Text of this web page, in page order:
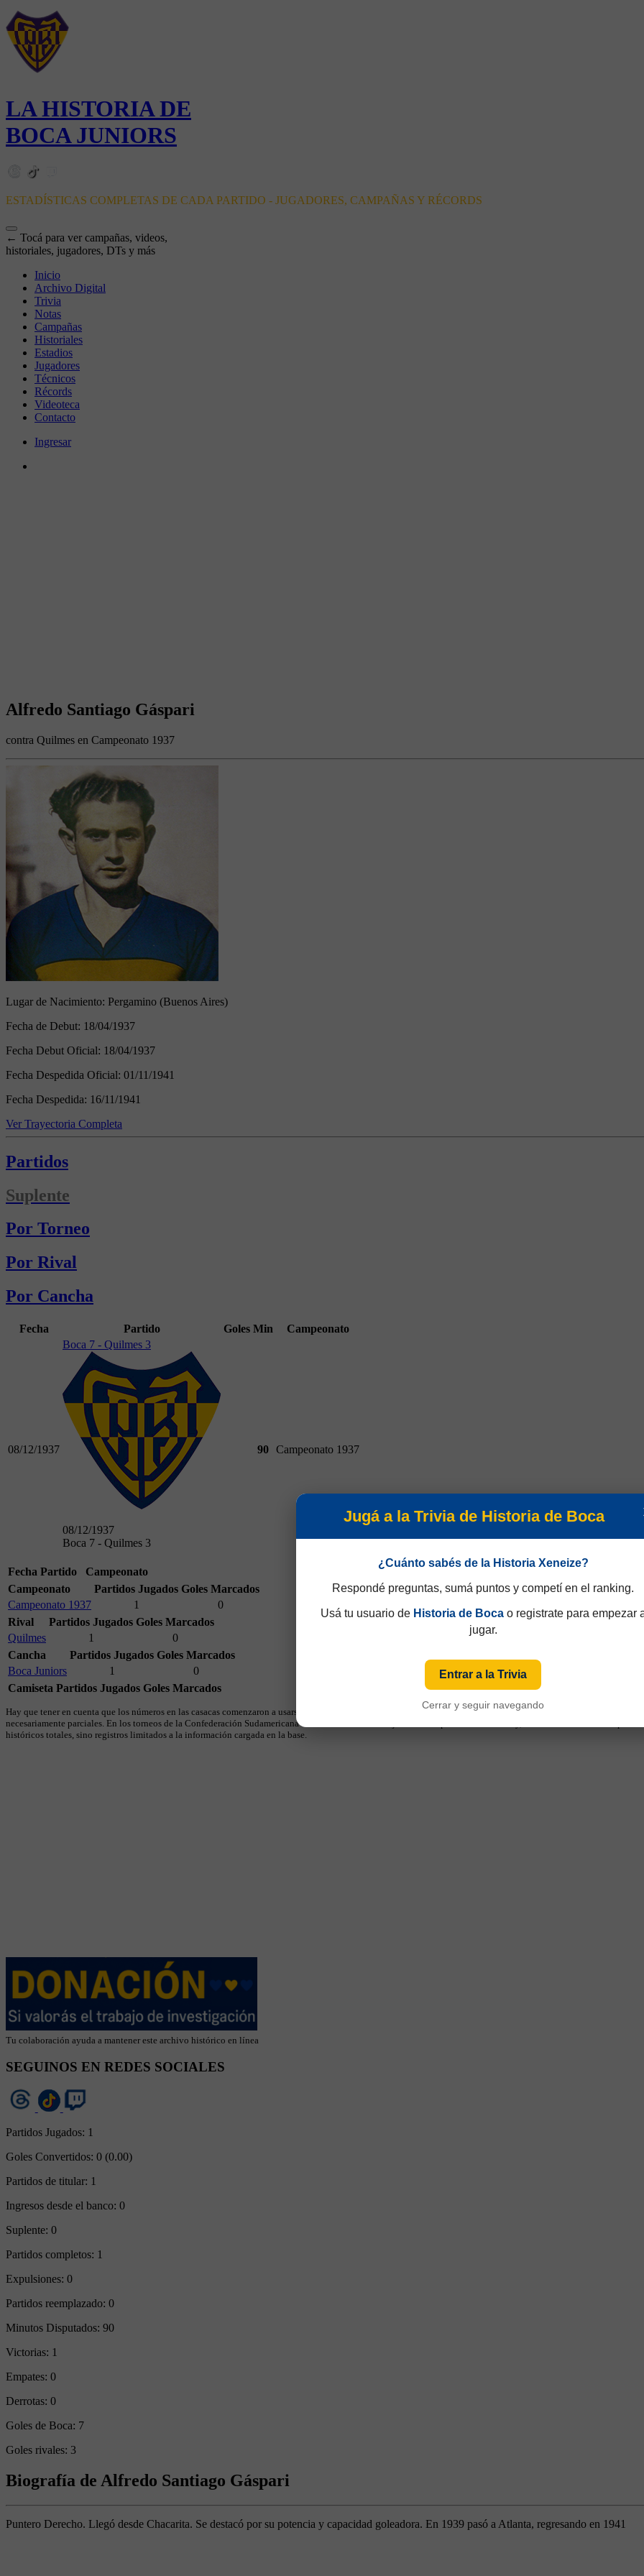
LA HISTORIA DE
BOCA JUNIORS
ESTADÍSTICAS COMPLETAS DE CADA PARTIDO - JUGADORES, CAMPAÑAS Y RÉCORDS
← Tocá para ver campañas, videos,
historiales, jugadores, DTs y más
Inicio
Archivo Digital
Trivia
Notas
Campañas
Historiales
Estadios
Jugadores
Técnicos
Récords
Videoteca
Contacto
Ingresar
Alfredo Santiago Gáspari
contra Quilmes en Campeonato 1937
Lugar de Nacimiento: Pergamino (Buenos Aires)
Fecha de Debut: 18/04/1937
Fecha Debut Oficial: 18/04/1937
Fecha Despedida Oficial: 01/11/1941
Fecha Despedida: 16/11/1941
Ver Trayectoria Completa
Partidos
Suplente
Por Torneo
Por Rival
Por Cancha
Fecha Partido Goles Min Campeonato
08/12/1937
Boca 7 - Quilmes 3
08/12/1937
Boca 7 - Quilmes 3
90 Campeonato 1937
Fecha Partido
Campeonato
Campeonato
Partidos Jugados Goles Marcados
Campeonato 1937
1
0
Rival
Partidos Jugados Goles Marcados
Quilmes
1
0
Cancha
Partidos Jugados Goles Marcados
Boca Juniors
1
0
Camiseta Partidos Jugados Goles Marcados
Hay que tener en cuenta que los números en las casacas comenzaron a usarse en 1949 y que hasta 1997 eran consecutivos, no fijos. Esa información aparecía sólo
necesariamente parciales. En los torneos de la Confederación Sudamericana se utiliza numeración fija desde sus primeras ediciones y, cuando ese dato está
históricos totales, sino registros limitados a la información cargada en la base.
Tu colaboración ayuda a mantener este archivo histórico en línea
SEGUINOS EN REDES SOCIALES
Partidos Jugados: 1
Goles Convertidos: 0 (0.00)
Partidos de titular: 1
Ingresos desde el banco: 0
Suplente: 0
Partidos completos: 1
Expulsiones: 0
Partidos reemplazado: 0
Minutos Disputados: 90
Victorias: 1
Empates: 0
Derrotas: 0
Goles de Boca: 7
Goles rivales: 3
Biografía de Alfredo Santiago Gáspari
Puntero Derecho. Llegó desde Chacarita. Se destacó por su potencia y capacidad goleadora. En 1939 pasó a Atlanta, regresando en 1941
Jugá a la Trivia de Historia de Boca
¿Cuánto sabés de la Historia Xeneize?
Respondé preguntas, sumá puntos y competí en el ranking.
Usá tu usuario de Historia de Bocao registrate para empezar
jugar.
Entrar a la Trivia
Cerrar y seguir navegando